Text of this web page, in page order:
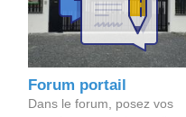
Forum portail
Dans le forum, posez vos